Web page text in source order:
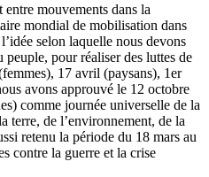
mouvements dans la
mondial de mobilisation dans
selon laquelle nous devons
peuple, pour réaliser des luttes de
17 avril (paysans), 1er
avons approuvé le 12 octobre
comme journée universelle de la
terre, de l’environnement, de la
retenu la période du 18 mars au
contre la guerre et la crise